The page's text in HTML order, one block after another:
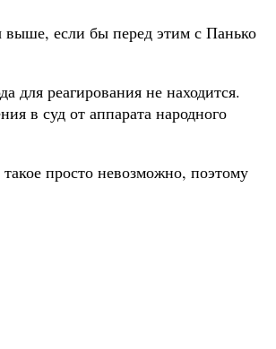
если бы перед этим с Панько
для реагирования не находится.
в суд от аппарата народного
просто невозможно, поэтому